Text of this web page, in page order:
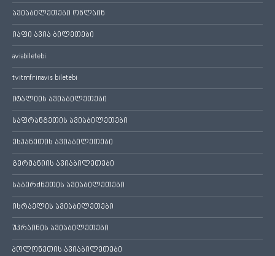
ავიაბილეთები ონლაინ
იაფი ავია ბილეთები
aviabiletebi
tvitmfrinavis biletebi
იტალიის ავიაბილეთები
საფრანგეთის ავიაბილეთები
ესპანეთის ავიაბილეთები
გერმანიის ავიაბილეთები
საბერძნეთის ავიაბილეთები
ისრაელის ავიაბილეთები
უკრაინის ავიაბილეთები
პოლონეთის ავიაბილეთები